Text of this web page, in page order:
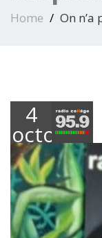
Home On
4
octobre
2018